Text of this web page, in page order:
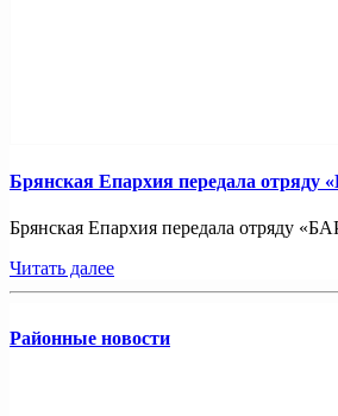
Брянская Епархия передала
Брянская Епархия передала отряду
Читать далее
Районные новости